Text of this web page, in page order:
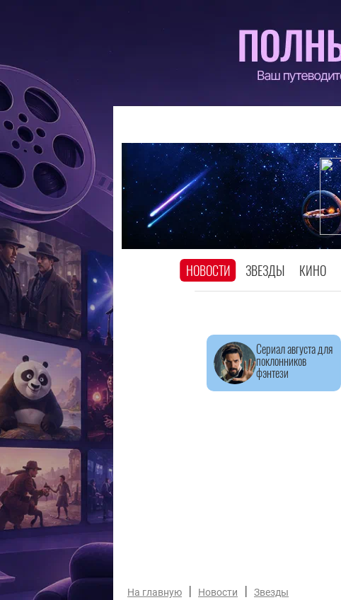
НОВОСТИ ЗВЕЗДЫ КИНО
Сериал августа для
поклонников
фэнтези
На главную | Новости | Звезды